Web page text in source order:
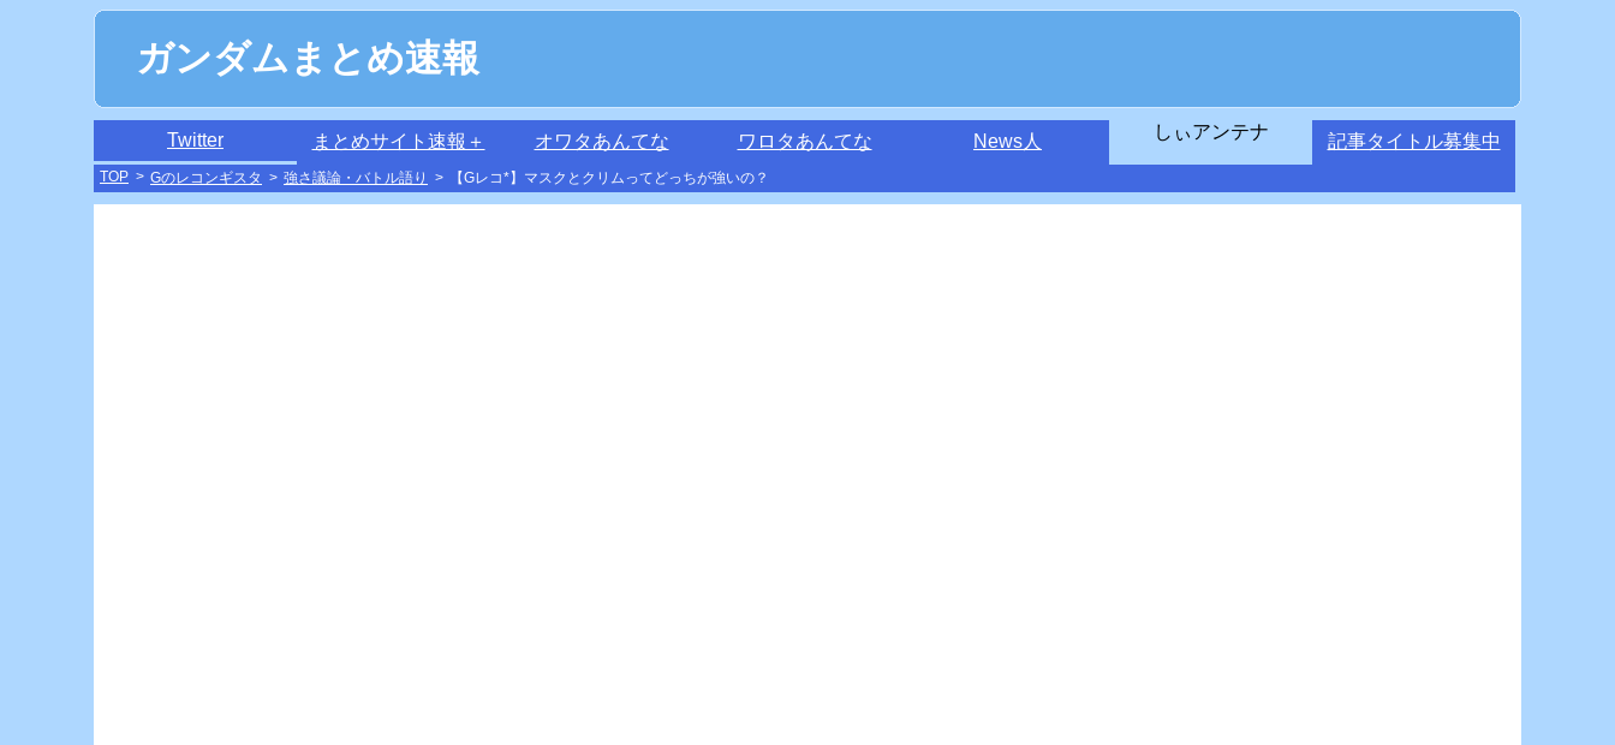
ガンダムまとめ速報
Twitter まとめサイト速報＋ オワタあんてな ワロタあんてな News人 しぃアンテナ 記事タイトル募集中
TOP > Gのレコンギスタ > 強さ議論・バトル語り > 【Gレコ*】マスクとクリムってどっちが強いの？